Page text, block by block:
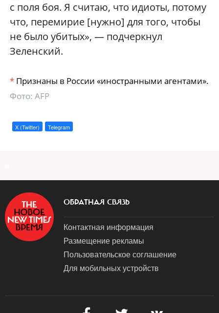
с поля боя. Я считаю, что идиоты, потому
что, перемирие [нужно] для того, чтобы
не было убитых», — подчеркнул
Зеленский.
* Признаны в России «иностранными агентами».
Фото: AFP
X (Twitter) Telegram
ОБРАТНАЯ СВЯЗЬ
Контактная информация
Размещение рекламы
Пользовательское соглашение
Для мобильных устройств